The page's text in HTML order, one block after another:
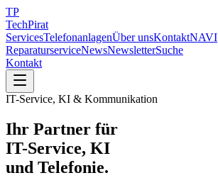
TP
TechPirat
ServicesTelefonanlagenÜber unsKontaktNAVI
ReparaturserviceNewsNewsletterSuche
Kontakt
IT-Service, KI & Kommunikation
Ihr Partner für
IT-Service, KI
und Telefonie.